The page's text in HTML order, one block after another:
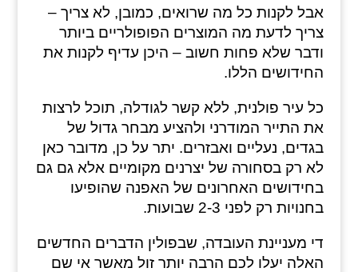
אבל לקנות כל מה שרואים, כמובן, לא צריך –
צריך לדעת מה המוצרים הפופולריים ביותר
ודבר שלא פחות חשוב – היכן עדיף לקנות את
החידושים הללו.
כל עיר פולנית, ללא קשר לגודלה, תוכל לרצות
את התייר המודרני ולהציע מבחר גדול של
בגדים, נעליים ואבזרים. יתר על כן, מדובר כאן
לא רק בסחורה של יצרנים מקומיים אלא גם גם
בחידושים האחרונים של האפנה שהופיעו
בחנויות רק לפני 2-3 שבועות.
די מעניינת העובדה, שבפולין הדברים החדשים
האלה יעלו לכם הרבה יותר זול מאשר אי שם